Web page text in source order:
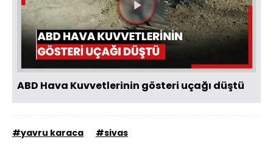
Videoyu
Oynat
ABD Hava Kuvvetlerinin gösteri uçağı düştü
#yavru karaca #sivas